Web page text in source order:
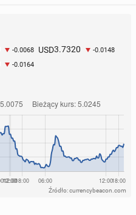
-0.0068 USD3.7320 -0.0148
-0.0164
Źródło: currencybeacon.com